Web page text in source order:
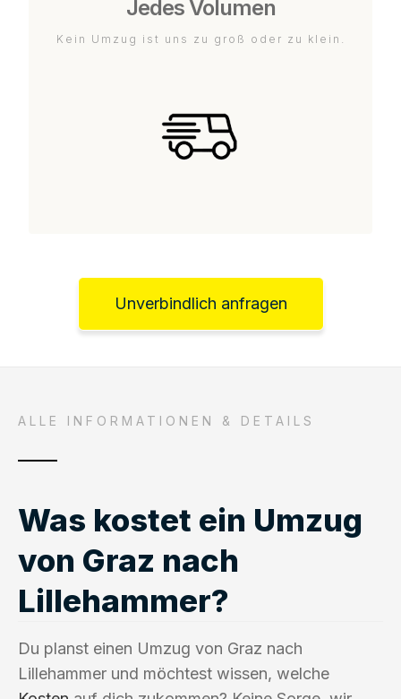
Jedes Volumen
Kein Umzug ist uns zu groß oder zu klein.
Unverbindlich anfragen
ALLE INFORMATIONEN & DETAILS
Was kostet ein Umzug
von Graz nach
Lillehammer?
Du planst einen Umzug von Graz nach
Lillehammer und möchtest wissen, welche